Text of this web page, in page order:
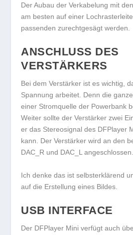
Der Aubau der Verkabelung mit
am besten auf einer
passenden zurechtgesägt werden.
ANSCHLUSS DES
VERSTÄRKERS
Bei dem Verstärker ist es wichtig,
Spannung arbeitet. Denn die
einer Stromquelle der Powerbank
Weiter sollte der Verstärker zwei
er das Stereosignal des DFPlayer
kann. Der Verstärker wird an den
DAC_R und DAC_L angeschlossen.
Ich denke das ist selbsterklärend
auf die Erstellung eines Bildes.
USB INTERFACE
Der DFPlayer Mini verfügt auch